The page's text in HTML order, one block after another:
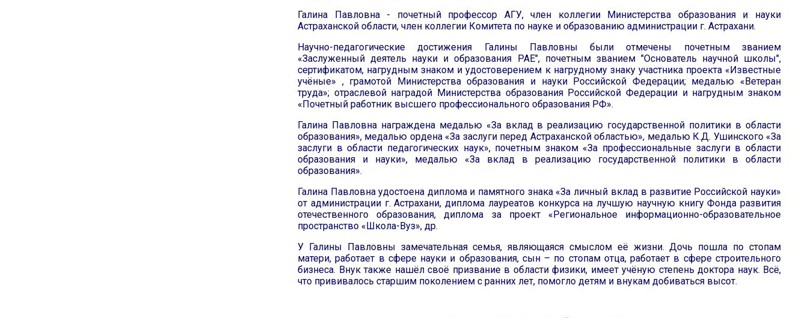
Галина Павловна - почетный профессор АГУ, член коллегии Министерства образования и науки
Астраханской области, член коллегии Комитета по науке и образованию администрации г. Астрахани.
Научно-педагогические достижения Галины Павловны были отмечены почетным званием
«Заслуженный деятель науки и образования РАЕ", почетным званием "Основатель научной школы",
сертификатом, нагрудным знаком и удостоверением к нагрудному знаку участника проекта «Известные
учёные» , грамотой Министерства образования и науки Российской Федерации; медалью «Ветеран
труда»; отраслевой наградой Министерства образования Российской Федерации и нагрудным знаком
«Почетный работник высшего профессионального образования РФ».
Галина Павловна награждена медалью «За вклад в реализацию государственной политики в области
образования», медалью ордена «За заслуги перед Астраханской областью», медалью К.Д. Ушинского «За
заслуги в области педагогических наук», почетным знаком «За профессиональные заслуги в области
образования и науки», медалью «За вклад в реализацию государственной политики в области
образования».
Галина Павловна удостоена диплома и памятного знака «За личный вклад в развитие Российской науки»
от администрации г. Астрахани, диплома лауреатов конкурса на лучшую научную книгу Фонда развития
отечественного образования, диплома за проект «Региональное информационно-образовательное
пространство «Школа-Вуз», др.
У Галины Павловны замечательная семья, являющаяся смыслом её жизни. Дочь пошла по стопам
матери, работает в сфере науки и образования, сын – по стопам отца, работает в сфере строительного
бизнеса. Внук также нашёл своё призвание в области физики, имеет учёную степень доктора наук. Всё,
что прививалось старшим поколением с ранних лет, помогло детям и внукам добиваться высот.